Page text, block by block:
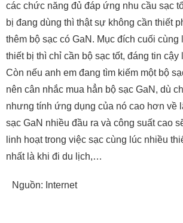
các chức năng đủ đáp ứng nhu cầu sạc
bị đang dùng thì thật sự không cần thiết
thêm bộ sạc có GaN. Mục đích cuối cùng
thiết bị thì chỉ cần bộ sạc tốt, đáng tin cậy
Còn nếu anh em đang tìm kiếm một bộ
nên cân nhắc mua hẳn bộ sạc GaN, dù
nhưng tính ứng dụng của nó cao hơn về
sạc GaN nhiều đầu ra và công suất cao
linh hoạt trong việc sạc cùng lúc nhiều
nhất là khi đi du lịch,…
Nguồn: Internet